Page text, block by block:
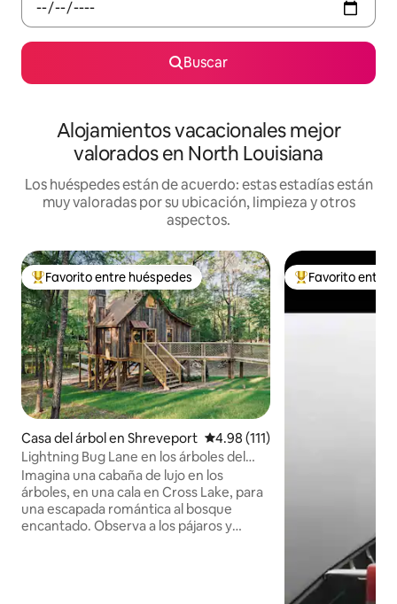
Buscar
Alojamientos vacacionales mejor
valorados en North Louisiana
Los huéspedes están de acuerdo: estas estadías están
muy valoradas por su ubicación, limpieza y otros
aspectos.
Favorito entre huéspedes preferido
Favorito entre huéspedes
Casa del árbol en Shreveport Calificación promedio: 4.98 de
4.98 (111)
Lightning Bug Lane en los árboles del
lago
Imagina una cabaña de lujo en los
árboles, en una cala en Cross Lake, para
una escapada romántica al bosque
encantado. Observa a los pájaros y
Favorito entre
Favorito entre